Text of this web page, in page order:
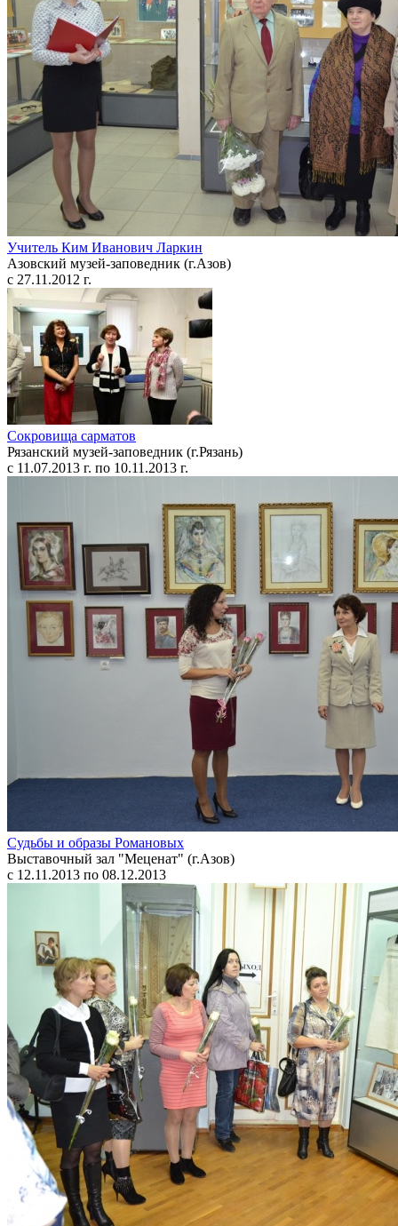
Учитель Ким Иванович Ларкин
Азовский музей-заповедник (г.Азов)
с 27.11.2012 г.
Сокровища сарматов
Рязанский музей-заповедник (г.Рязань)
с 11.07.2013 г. по 10.11.2013 г.
Судьбы и образы Романовых
Выставочный зал "Меценат" (г.Азов)
с 12.11.2013 по 08.12.2013